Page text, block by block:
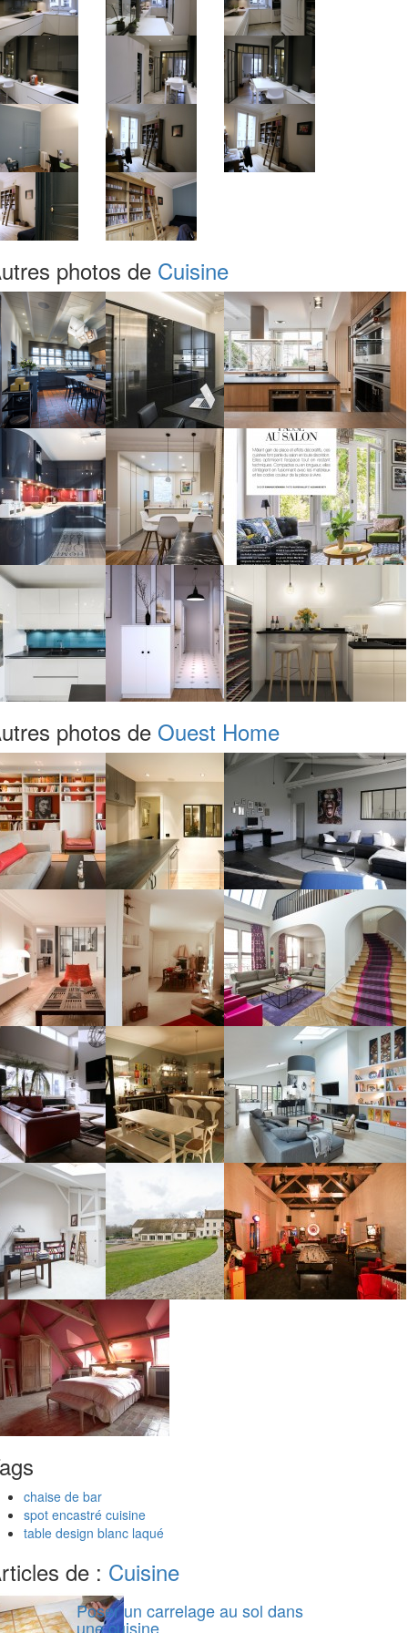
photos de Cuisine
photos de Ouest Home
chaise de bar
spot encastré cuisine
table design blanc laqué
de : Cuisine
Poser un carrelage au sol dans
une cuisine